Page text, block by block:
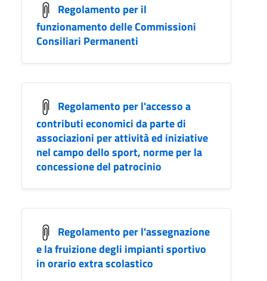
Regolamento per il
funzionamento delle Commissioni
Consiliari Permanenti
Regolamento per l'accesso a
contributi economici da parte di
associazioni per attività ed iniziative
nel campo dello sport, norme per la
concessione del patrocinio
Regolamento per l'assegnazione
e la fruizione degli impianti sportivo
in orario extra scolastico